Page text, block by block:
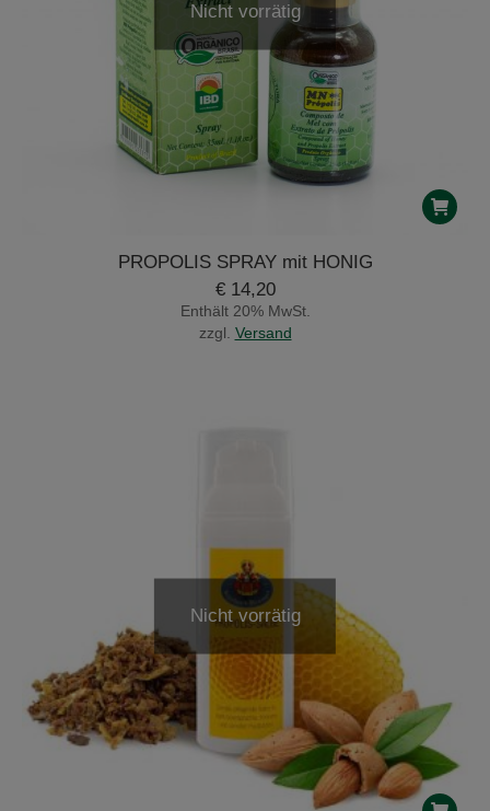
Nicht vorrätig
PROPOLIS SPRAY mit HONIG
€14,20
Enthält 20% MwSt.
zzgl. Versand
Nicht vorrätig